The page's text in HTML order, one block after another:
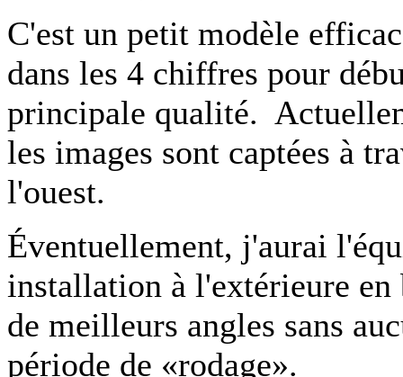
C'est un petit modèle
dans les 4 chiffres pour
principale qualité.
les images sont captées à
l'ouest.
Éventuellement, j'aurai
installation à l'extérieure
de meilleurs angles sans
période de «rodage».